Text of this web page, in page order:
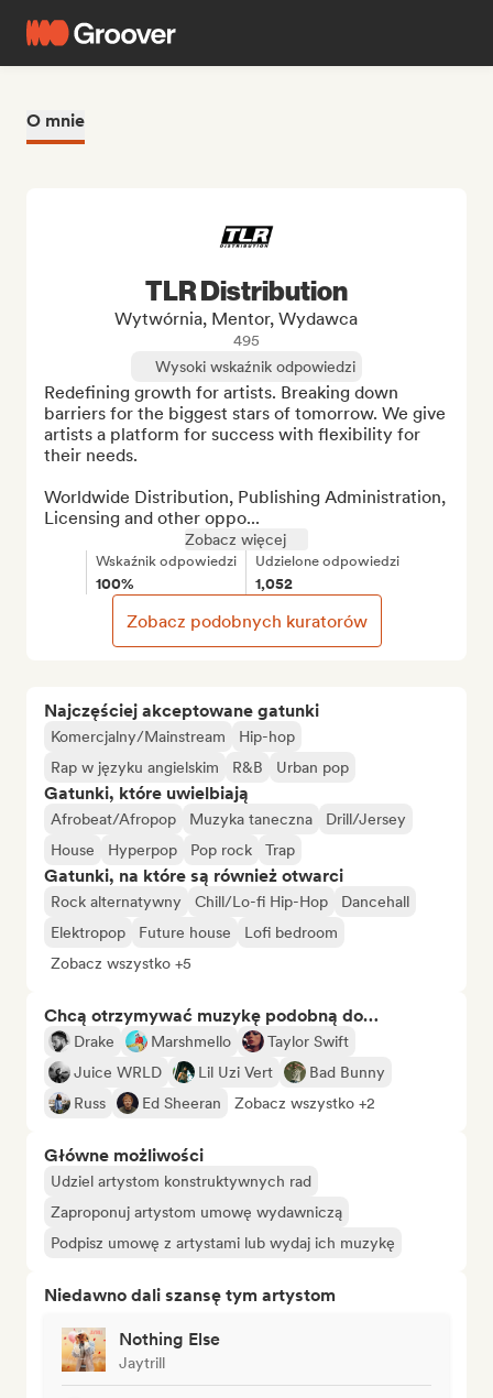
O mnie
Najczęściej akceptowane gatunki
Komercjalny/Mainstream
Hip-hop
Rap w języku angielskim
R&B Urban pop
Gatunki, które uwielbiają
Afrobeat/Afropop Muzyka taneczna
Drill/Jersey
House
Hyperpop Pop rock Trap
Gatunki, na które są również otwarci
Rock alternatywny Chill/Lo-fi Hip-Hop
Dancehall
Elektropop
Future house
Lofi bedroom
Zobacz wszystko +5
Chcą otrzymywać muzykę podobną do…
Drake Marshmello
Taylor Swift
Juice WRLD
Lil Uzi Vert
Bad Bunny
Russ
Ed Sheeran Zobacz wszystko +2
Główne możliwości
Udziel artystom konstruktywnych rad
Zaproponuj artystom umowę wydawniczą
Podpisz umowę z artystami lub wydaj ich muzykę
Niedawno dali szansę tym artystom
Nothing Else
Jaytrill
TLR Distribution
Wytwórnia, Mentor, Wydawca
495
Wysoki wskaźnik odpowiedzi
Redefining growth for artists. Breaking down
barriers for the biggest stars of tomorrow. We give
artists a platform for success with flexibility for
their needs.
Worldwide Distribution, Publishing Administration,
Licensing and other oppo...
Zobacz więcej
Wskaźnik odpowiedzi
100%
Udzielone odpowiedzi
1,052
Zobacz podobnych kuratorów